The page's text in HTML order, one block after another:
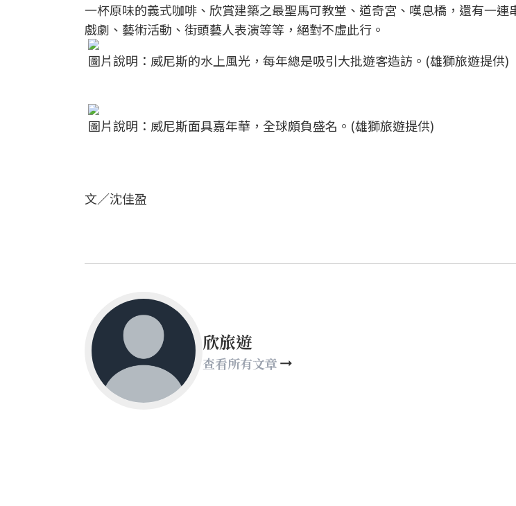
一杯原味的義式咖啡、欣賞建築之最聖馬可教堂、道奇宮、嘆息橋，還有一連
戲劇、藝術活動、街頭藝人表演等等，絕對不虛此行。
圖片說明：威尼斯的水上風光，每年總是吸引大批遊客造訪。(雄獅旅遊提供)
圖片說明：威尼斯面具嘉年華，全球頗負盛名。(雄獅旅遊提供)
文／沈佳盈
欣旅遊
查看所有文章